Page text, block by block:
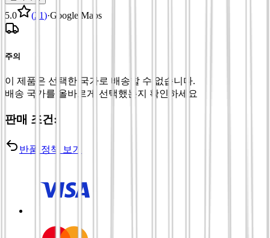
5.0 (21)·Google Maps
주의
이 제품은 선택한 국가로 배송할 수 없습니다.
배송 국가를 올바르게 선택했는지 확인하세요
판매 조건:
반품 정책 보기